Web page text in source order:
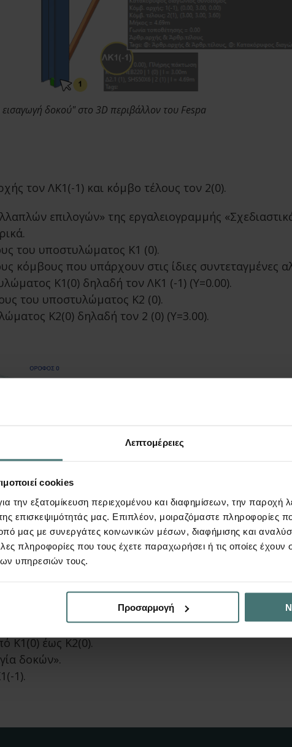
Λεπτομέρειες
cookies
την εξατομίκευση περιεχομένου και διαφημίσεων, την παροχή
επισκεψιμότητάς μας. Επιπλέον, μοιραζόμαστε πληροφορίες
μας με συνεργάτες κοινωνικών μέσων, διαφήμισης και
πληροφορίες που τους έχετε παραχωρήσει ή τις οποίες έχουν
υπηρεσιών τους.
Προσαρμογή
δοκού" στο 3D περιβάλλον του Fespa
τον ΛΚ1(-1) και κόμβο τέλους τον 2(0).
επιλογών» της εργαλειογραμμής
του υποστυλώματος Κ1 (0).
κόμβους που υπάρχουν στις ίδιες συντεταγμένες
Κ1(0) δηλαδή τον ΛΚ1 (-1) (Y=0.00).
του υποστυλώματος Κ2 (0).
Κ2(0) δηλαδή τον 2 (0) (Y=3.00).
δοκού από το περιβάλλον της κάτοψης και
μέσω των
πινάκων.
Κ1(0) έως Κ2(0).
δοκών».
1).